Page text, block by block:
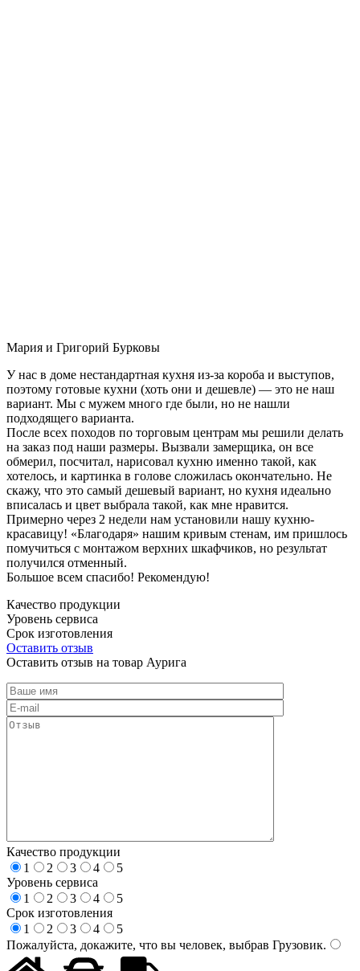
Мария и Григорий Бурковы
У нас в доме нестандартная кухня из-за короба и выступов,
поэтому готовые кухни (хоть они и дешевле) — это не наш
вариант. Мы с мужем много где были, но не нашли
подходящего варианта.
После всех походов по торговым центрам мы решили делать
на заказ под наши размеры. Вызвали замерщика, он все
обмерил, посчитал, нарисовал кухню именно такой, как
хотелось, и картинка в голове сложилась окончательно. Не
скажу, что это самый дешевый вариант, но кухня идеально
вписалась и цвет выбрала такой, как мне нравится.
Примерно через 2 недели нам установили нашу кухню-
красавицу! «Благодаря» нашим кривым стенам, им пришлось
помучиться с монтажом верхних шкафчиков, но результат
получился отменный.
Большое всем спасибо! Рекомендую!
Качество продукции
Уровень сервиса
Срок изготовления
Оставить отзыв
Оставить отзыв на товар Аурига
Качество продукции
1
2 3 4
5
Уровень сервиса
1
2 3 4
5
Срок изготовления
1
2 3 4
5
Пожалуйста, докажите, что вы человек, выбрав Грузовик.